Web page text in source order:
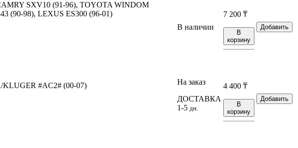
SXV10 (91-96), TOYOTA WINDOM
(90-98), LEXUS ES300 (96-01)
В наличии
7 200 ₸
В
корзину
Добавить
#AC2# (00-07)
На заказ
ДОСТАВКА
1-5 дн.
4 400 ₸
В
корзину
Добавить